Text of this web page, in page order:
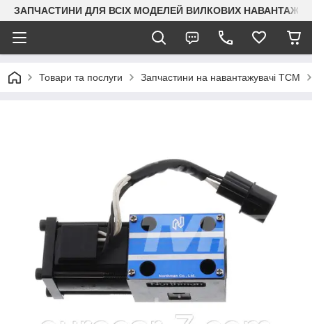
ЗАПЧАСТИНИ ДЛЯ ВСІХ МОДЕЛЕЙ ВИЛКОВИХ
Товари та послуги Запчастини на навантажувачі TCM